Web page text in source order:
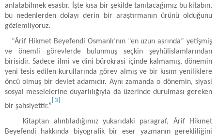
anlatabilmek esastır. İşte kısa bir şekilde tanıtacağımız bu kitabın,
bu nedenlerden dolayı derin bir araştırmanın ürünü olduğunu
gözlemliyoruz.
“Ârif Hikmet Beyefendi Osmanlı’nın “en uzun asrında” yetişmiş
ve önemli görevlerde bulunmuş seçkin şeyhülislamlarından
birisidir. Sadece ilmi ve dini bürokrasi içinde kalmamış, dönemin
yeni tesis edilen kurullarında görev almış ve bir kısım yeniliklere
öncü olmuş bir devlet adamıdır. Aynı zamanda o dönemin, siyasi
sosyal meselelerine duyarlılığıyla da üzerinde durulması gereken
bir şahsiyettir.”
[3]
Kitaptan alıntıladığımız yukarıdaki paragraf, Ârif Hikmet
Beyefendi hakkında biyografik bir eser yazmanın gerekliliğini